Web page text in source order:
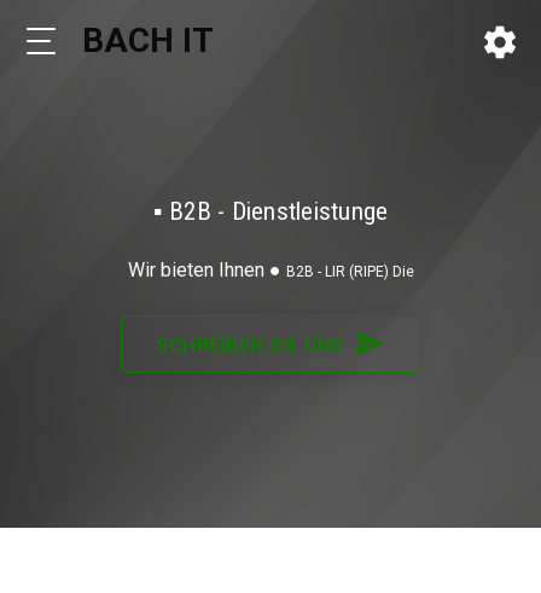
BACH IT settings
▪ B2B - Dienstleistung
Wir bieten Ihnen● B2B
SCHREIBEN SIE UNS send